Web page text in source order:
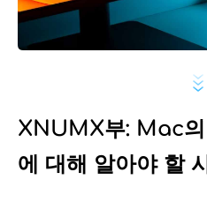
XNUMX부: Mac의
에 대해 알아야 할